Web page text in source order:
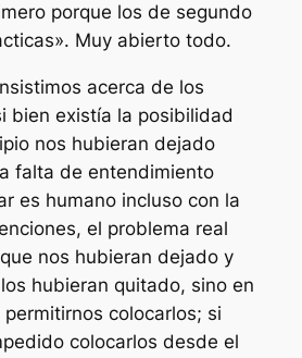
porque los de segundo
Muy abierto todo.
acerca de los
bien existía la posibilidad
nos hubieran dejado
falta de entendimiento
es humano incluso con la
el problema real
nos hubieran dejado y
hubieran quitado, sino en
colocarlos; si
colocarlos desde el